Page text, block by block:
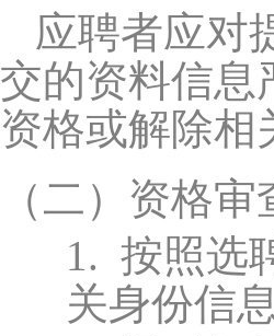
应聘者应对
交的资料信息
资格或解除相
（二） 资格审
1. 按照选
关身份信